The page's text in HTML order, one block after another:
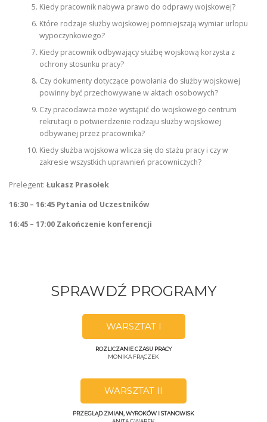
Kiedy pracownik nabywa prawo do odprawy wojskowej?
Które rodzaje służby wojskowej pomniejszają wymiar urlopu
wypoczynkowego?
Kiedy pracownik odbywający służbę wojskową korzysta z
ochrony stosunku pracy?
Czy dokumenty dotyczące powołania do służby wojskowej
powinny być przechowywane w aktach osobowych?
Czy pracodawca może wystąpić do wojskowego centrum
rekrutacji o potwierdzenie rodzaju służby wojskowej
odbywanej przez pracownika?
Kiedy służba wojskowa wlicza się do stażu pracy i czy w
zakresie wszystkich uprawnień pracowniczych?
Prelegent: Łukasz Prasołek
16:30 – 16:45 Pytania od Uczestników
16:45 – 17:00 Zakończenie konferencji
SPRAWDŹ PROGRAMY
WARSZTAT I
ROZLICZANIE CZASU PRACY
MONIKA FRĄCZEK
WARSZTAT II
PRZEGLĄD ZMIAN, WYROKÓW I STANOWISK